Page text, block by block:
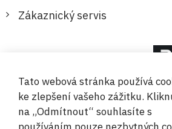
Zákaznický servis
Tato webová stránka používá
ke zlepšení vašeho zážitku.
na „Odmítnout“ souhlasíte s